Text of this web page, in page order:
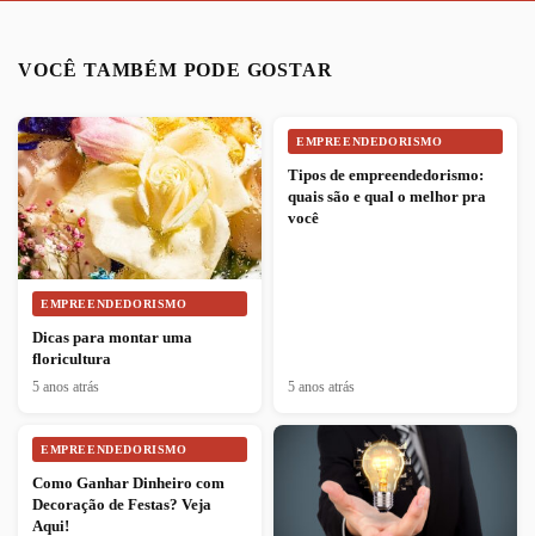
VOCÊ TAMBÉM PODE GOSTAR
EMPREENDEDORISMO
Dicas para montar uma
floricultura
5 anos atrás
EMPREENDEDORISMO
Tipos de empreendedorismo:
quais são e qual o melhor pra
você
5 anos atrás
EMPREENDEDORISMO
Como Ganhar Dinheiro com
Decoração de Festas? Veja
Aqui!